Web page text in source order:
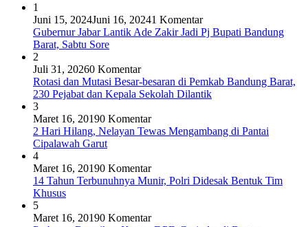
1
Juni 15, 2024Juni 16, 20241 Komentar
Gubernur Jabar Lantik Ade Zakir Jadi Pj Bupati Bandung
Barat, Sabtu Sore
2
Juli 31, 20260 Komentar
Rotasi dan Mutasi Besar-besaran di Pemkab Bandung Barat,
230 Pejabat dan Kepala Sekolah Dilantik
3
Maret 16, 20190 Komentar
2 Hari Hilang, Nelayan Tewas Mengambang di Pantai
Cipalawah Garut
4
Maret 16, 20190 Komentar
14 Tahun Terbunuhnya Munir, Polri Didesak Bentuk Tim
Khusus
5
Maret 16, 20190 Komentar